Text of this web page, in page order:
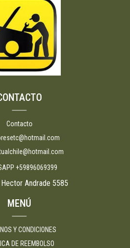
Contacto
+59896069399
Andrade 5585
MENÚ
Y CONDICIONES
DE REEMBOLSO